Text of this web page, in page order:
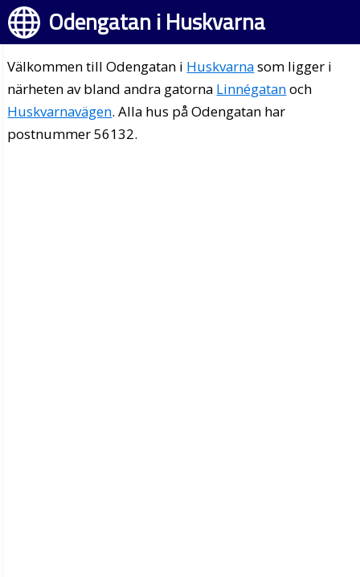
Odengatan i Huskvarna
Välkommen till Odengatan i Huskvarnasom ligger i
närheten av bland andra gatorna Linnégatanoch
Huskvarnavägen. Alla hus på Odengatan har
postnummer 56132.